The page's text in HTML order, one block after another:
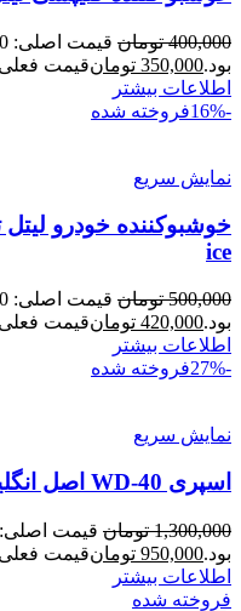
400,000 تومان
بود.350,000 تومانقیمت فعلی: 350,000
اطلاعات بیشتر
-16%
فروخته شده
نمایش سریع
ice
500,000 تومان
بود.420,000 تومانقیمت فعلی: 420,000
اطلاعات بیشتر
-27%
فروخته شده
نمایش سریع
اسپری WD-40 اصل انگلیس
1,300,000 تومان
بود.950,000 تومانقیمت فعلی: 950,000
اطلاعات بیشتر
فروخته شده